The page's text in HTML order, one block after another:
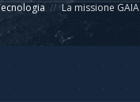
La missione GAIA